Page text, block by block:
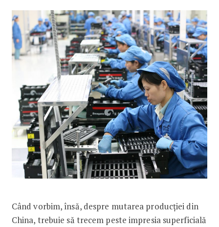
Când vorbim, însă, des­pre mutarea producției din
China, trebuie să trecem peste impresia superficială